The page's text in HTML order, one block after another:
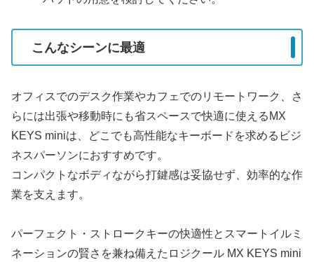
こんなシーンに最適
オフィスでのデスク作業やカフェでのリモートワーク、さ
らには出張や移動時にも省スペースで快適に使えるMX
KEYS miniは、どこでも高性能なキーボードを求めるビジ
ネスパーソンにおすすめです。
コンパクトなボディながら打鍵感は妥協せず、効率的な作
業を支えます。
パーフェクト・ストロークキーの快適性とスマートイルミ
ネーションの賢さを兼ね備えたロジクール MX KEYS mini